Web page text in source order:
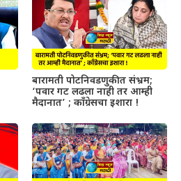
बारामती पोटनिवडणुकीत संभ्रम;
‘पवार गट लढला नाही तर आम्ही
मैदानात’ ; काँग्रेसचा इशारा !